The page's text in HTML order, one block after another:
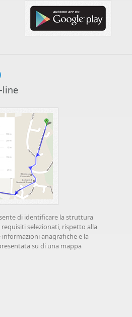
line
di identificare la struttura
selezionati, rispetto alla
anagrafiche e la
su di una mappa